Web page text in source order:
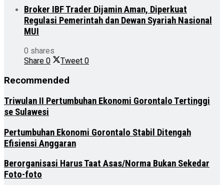
Broker IBF Trader Dijamin Aman, Diperkuat
Regulasi Pemerintah dan Dewan Syariah Nasional
MUI
0 shares
Share 0 Tweet 0
Recommended
Triwulan II Pertumbuhan Ekonomi Gorontalo Tertinggi
se Sulawesi
Pertumbuhan Ekonomi Gorontalo Stabil Ditengah
Efisiensi Anggaran
Berorganisasi Harus Taat Asas/Norma Bukan Sekedar
Foto-foto